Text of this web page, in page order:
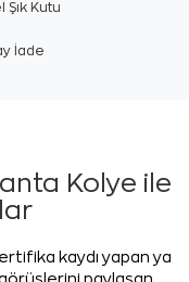
Şık Kutu
İade
Kolye ile
kaydı yapan ya
paylaşan